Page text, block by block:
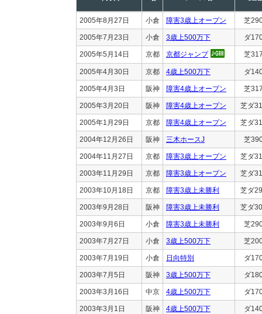
2005年8月27日 小倉 障害3歳上オープン 芝
2005年7月23日 小倉 3歳上500万下 ダ
2005年5月14日 京都 京都ジャンプ 芝
2005年4月30日 京都 4歳上500万下 ダ
2005年4月3日 阪神 障害4歳上オープン 芝
2005年3月20日 阪神 障害4歳上オープン 芝ダ
2005年1月29日 京都 障害4歳上オープン 芝ダ
2004年12月26日 阪神 三木ホースJ 芝
2004年11月27日 京都 障害3歳上オープン 芝ダ
2003年11月29日 京都 障害3歳上オープン 芝ダ
2003年10月18日 京都 障害3歳上未勝利 芝ダ
2003年9月28日 阪神 障害3歳上未勝利 芝ダ
2003年9月6日 小倉 障害3歳上未勝利 芝
2003年7月27日 小倉 3歳上500万下 芝
2003年7月19日 小倉 日向特別 ダ
2003年7月5日 阪神 3歳上500万下 ダ
2003年3月16日 中京 4歳上500万下 ダ
2003年3月1日 阪神 4歳上500万下 ダ